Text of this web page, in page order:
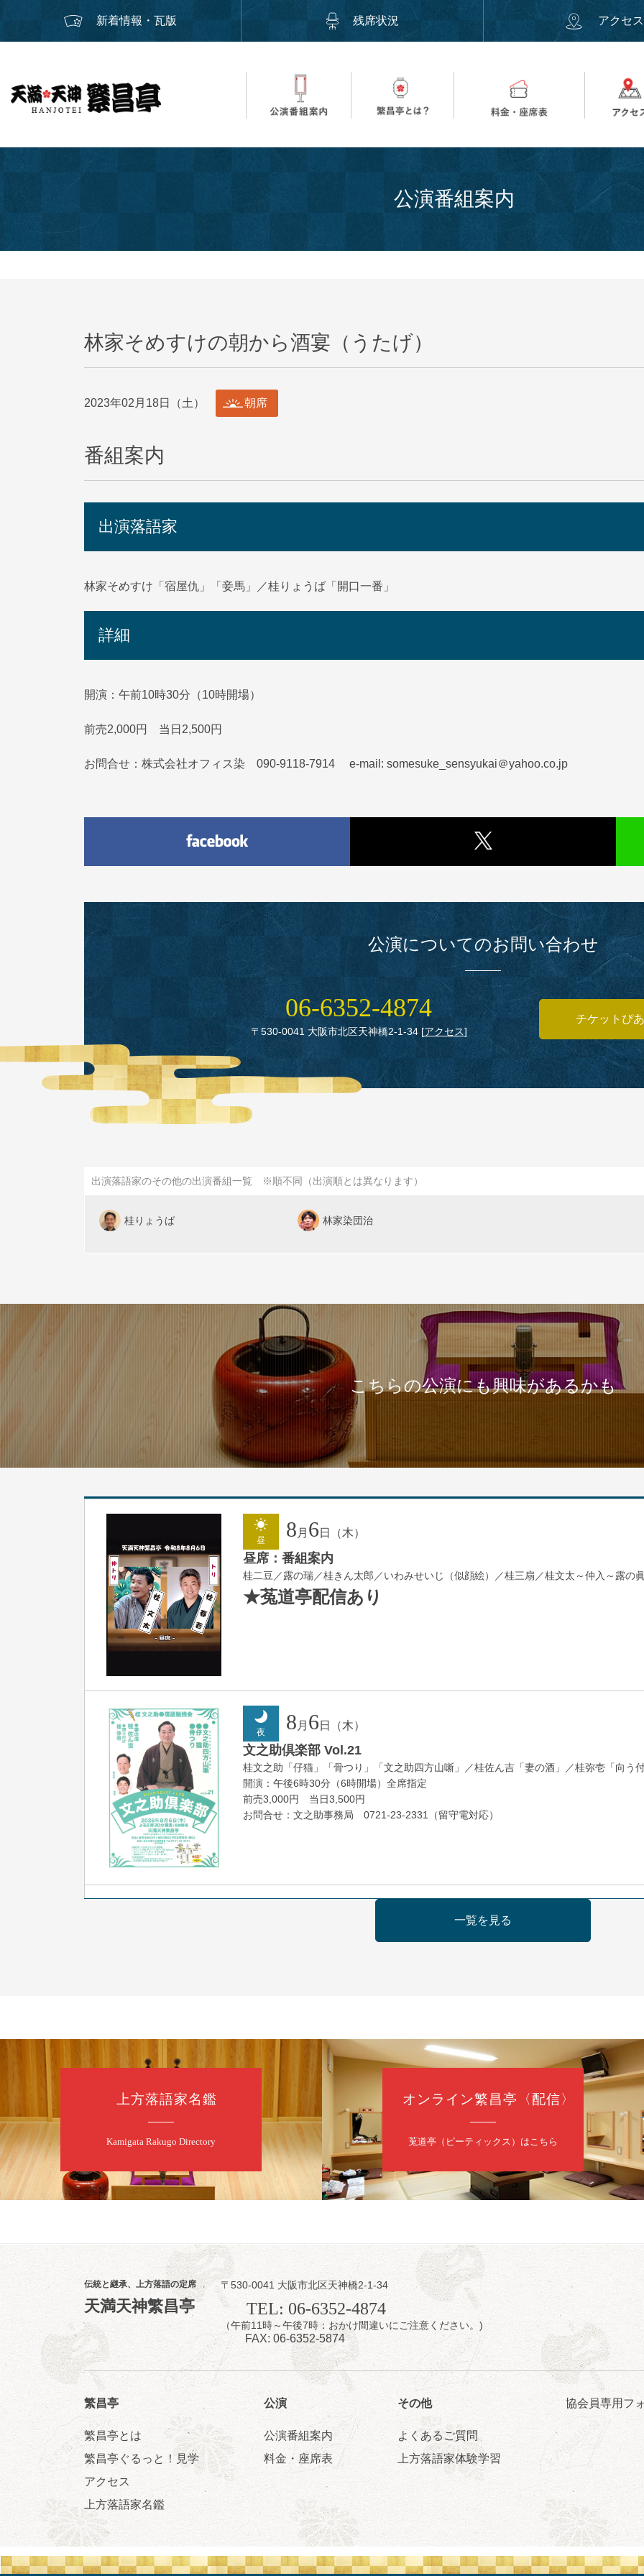
新着情報・瓦版 残席状況 アクセス
公演番組案内
林家そめすけの朝から酒宴（うたげ）
2023年02月18日（土） 朝席
番組案内
出演落語家
林家そめすけ「宿屋仇」「妾馬」／桂りょうば「開口一番」
詳細
開演：午前10時30分（10時開場）
前売2,000円 当日2,500円
お問合せ：株式会社オフィス染 090-9118-7914 e-mail: somesuke_sensyukai＠yahoo.co.jp
公演についてのお問い合わせ
06‑6352‑4874
〒530‑0041 大阪市北区天神橋2‑1‑34[アクセス]
チケットぴ
出演落語家のその他の出演番組一覧 ※順不同（出演順とは異なります）
桂りょうば 林家染団治
こちらの公演にも興味があるかも
昼 8月 6 日（木）
昼席：番組案内
桂二豆／露の瑞／桂きん太郎／いわみせいじ（似顔絵）／桂三扇／桂文太～仲入～露の
★菟道亭配信あり
夜 8 月 6 日（木）
文之助倶楽部 Vol.21
桂文之助「仔猫」「骨つり」「文之助四方山噺」／桂佐ん吉「妻の酒」／桂弥壱「向う
開演：午後6時30分（6時開場）全席指定
前売3,000円 当日3,500円
お問合せ：文之助事務局 0721-23-2331（留守電対応）
落語と日本舞踊の会 あわよか連 vol 1
昼 7 日（金）
昼席：番組案内
桂二豆／露の瑞／桂きん太郎／いわみせいじ（似顔絵）／笑福亭笑利／桂文太～仲入
★菟道亭 配信あり
夜 8月 7日（金）
噺家が落語と芝居をしてみる会
桂米之助／桂団治郎／桂弥太郎／桂米舞／是常祐美
開演：午後6時30分（6時開場）全席指定
前売3,500円 当日4,000円
お問合せ：米朝事務所 06-6365-8281（平日10時～18時）
★菟道亭配信あり 配信の購入はこちらをクリック
第2回 智之介・力造 二人会
笑福亭智之介「昭和任侠伝」「天王寺詣り」／桂力造「桃太郎」「本膳」／桂二豆「開
開演：午前10時（9時30分開場）
前売2,000円 当日 2,500円
一覧を見る
上方落語家名鑑
Kamigata Rakugo Directory
オンライン繁昌亭〈配信〉
莵道亭（ピーティックス）はこちら
伝統と継承、上方落語の定席
天満天神繁昌亭
〒530-0041 大阪市北区天神橋2-1-34
TEL: 06-6352-4874
（午前11時～午後7時：おかけ間違いにご注意ください。)
FAX: 06-6352-5874
繁昌亭
繁昌亭とは
繁昌亭ぐるっと！見学
アクセス
上方落語家名鑑
公演
公演番組案内
料金・座席表
その他
よくあるご質問
上方落語家体験学習
協会員専用フ